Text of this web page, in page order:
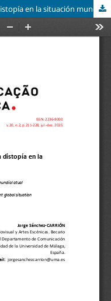
The handmaid’s tale: reflejo de una distopía en la situación mundial actual